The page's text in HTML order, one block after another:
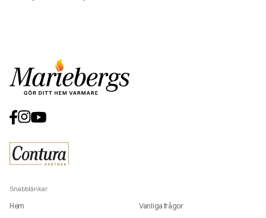
Snabblänkar
Hem Vanliga frågor